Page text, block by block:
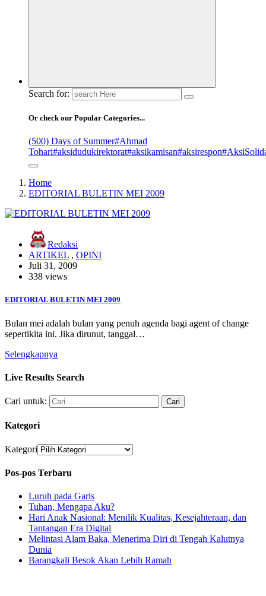
Search for:
Or check our Popular Categories...
(500) Days of Summer#Ahmad
Tohari#aksidudukirektorat#aksikamisan#aksirespon
Home
EDITORIAL BULETIN MEI 2009
Redaksi
ARTIKEL , OPINI
Juli 31, 2009
338 views
EDITORIAL BULETIN MEI 2009
Bulan mei adalah bulan yang penuh agenda bagi agent of change
sepertikita ini. Jika dirunut, tanggal…
Selengkapnya
Live Results Search
Cari untuk:
Kategori
Kategori
Pos-pos Terbaru
Luruh pada Garis
Tuhan, Mengapa Aku?
Hari Anak Nasional: Menilik Kualitas, Kesejahteraan, dan
Tantangan Era Digital
Melintasi Alam Baka, Menerima Diri di Tengah Kalutnya
Dunia
Barangkali Besok Akan Lebih Ramah